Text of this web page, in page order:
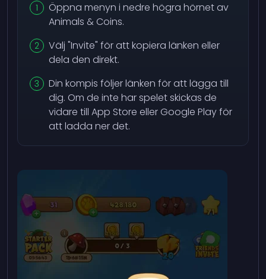
Öppna menyn i nedre högra hörnet av
Animals & Coins.
Välj "Invite" för att kopiera länken eller
dela den direkt.
Din kompis följer länken för att lägga till
dig. Om de inte har spelet skickas de
vidare till App Store eller Google Play för
att ladda ner det.